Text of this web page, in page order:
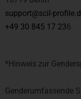
support@scil-
+49 30 845 17 236
*Hinweis zur
Genderumfassende